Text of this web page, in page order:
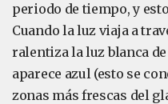
periodo de tiempo, y
Cuando la luz viaja a
ralentiza la luz blanca
aparece azul (esto se
zonas más frescas del